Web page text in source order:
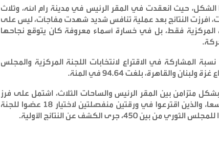
حيث انعقدت في المقر الرئيس في مدينة رام الله، وثلاث
أفرزت النتائج بعد عملية تنافس شديد شهدت مفاجآت، ليس على
فقط، بل في خسارة أسماء معروفة كان يتوقع نجاحها
.
المشاركة في الاقتراع لانتخابات اللجنة المركزية والمجلس
والقاهرة، بلغت 94.64 في المئة
.
متزامن بين المقر الرئيس والساحات الثلاث، اشتمل على فرز
أصوات الناخبين الذين سجلوا حضورا واسعا، والذين اقترعوا في ورقتين منفصلتين لاختيار 18 عضوا للجنة
.